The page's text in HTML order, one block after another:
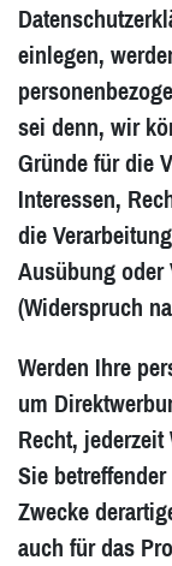
einlegen,
sei denn, wir
Gründe für die
Interessen,
die
Ausübung oder
(Widerspruch
Werden Ihre
um
Recht,
Sie
Zwecke
auch für das